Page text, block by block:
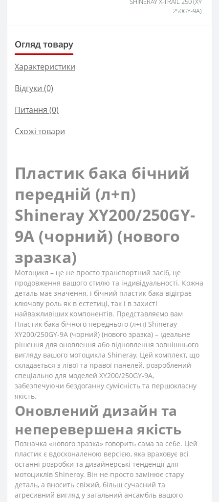
250GY-9A)
Огляд товару
Характеристики
Відгуки (0)
Питання (0)
Схожі товари
Пластик бака бічний
передній (л+п)
Shineray XY200/250GY-
9A (чорний) (нового
зразка)
Мотоцикл – це не просто транспортний засіб, це
продовження вашого стилю та індивідуальності. Кожна
деталь має значення, і бічний пластик бака відіграє
ключову роль як в естетиці, так і в захисті
найважливіших компонентів. Представляємо вам
Пластик бака бічного переднього (л+п) Shineray
XY200/250GY-9A (чорний) (нового зразка) – ідеальне
рішення для оновлення або відновлення зовнішнього
вигляду вашого мотоцикла Shineray. Цей комплект, що
складається з лівої та правої панелей, розроблений
спеціально для моделей XY200/250GY-9A,
забезпечуючи бездоганну сумісність та першокласну
якість.
Оновлений дизайн та
неперевершена якість
Позначка «нового зразка» говорить сама за себе. Цей
пластик є вдосконаленою версією, яка враховує всі
останні розробки та дизайнерські тенденції для
мотоциклів Shineray. Він не просто замінює стару
деталь, а вносить свіжий, більш сучасний та
агресивний вигляд у загальний ансамбль вашого